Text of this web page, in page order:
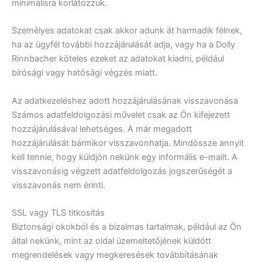
minimálisra korlátozzuk.
Személyes adatokat csak akkor adunk át harmadik félnek,
ha az ügyfél további hozzájárulását adja, vagy ha a Dolly
Rinnbacher köteles ezeket az adatokat kiadni, például
bírósági vagy hatósági végzés miatt.
Az adatkezeléshez adott hozzájárulásának visszavonása
Számos adatfeldolgozási művelet csak az Ön kifejezett
hozzájárulásával lehetséges. A már megadott
hozzájárulását bármikor visszavonhatja. Mindössze annyit
kell tennie, hogy küldjön nekünk egy informális e-mailt. A
visszavonásig végzett adatfeldolgozás jogszerűségét a
visszavonás nem érinti.
SSL vagy TLS titkosítás
Biztonsági okokból és a bizalmas tartalmak, például az Ön
által nekünk, mint az oldal üzemeltetőjének küldött
megrendelések vagy megkeresések továbbításának